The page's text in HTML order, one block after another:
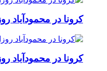
کرونا در محمودآباد
کرونا در محمودآباد